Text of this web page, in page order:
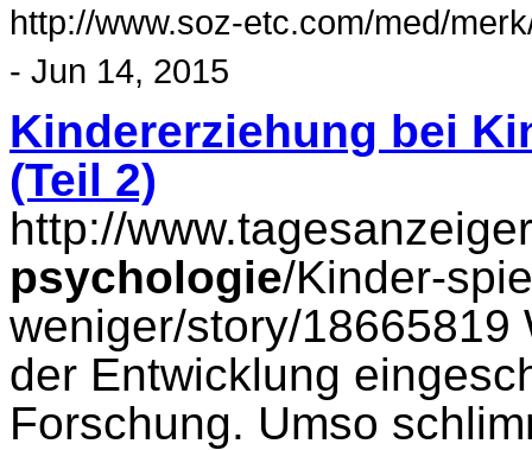
http://www.soz-etc.com/med/
- Jun 14, 2015
Kindererziehung bei
(Teil 2)
http://
psychologie/Kinder-
weniger/story/
der Entwicklung
Forschung. Umso